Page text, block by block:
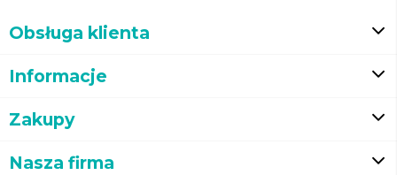
Obsługa klienta
Informacje
Zakupy
Nasza firma